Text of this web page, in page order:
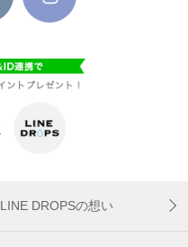
LINE DROPSの想い